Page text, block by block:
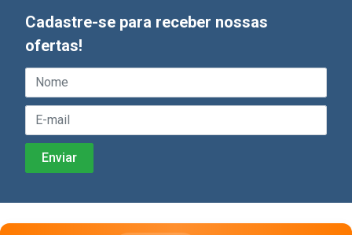
Cadastre-se para receber nossas
ofertas!